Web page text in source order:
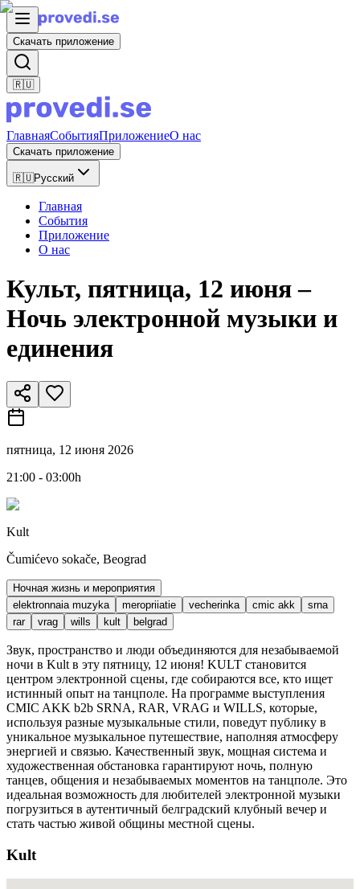
Скачать приложение
🇷🇺
ГлавнаяСобытияПриложениеО нас
Скачать приложение
🇷🇺Русский
Главная
События
Приложение
О нас
Культ, пятница, 12 июня –
Ночь электронной музыки и
единения
пятница, 12 июня 2026
21:00 - 03:00h
Kult
Čumićevo sokače, Beograd
Ночная жизнь и мероприятия
elektronnaia muzyka
meropriiatie vecherinka cmic akk
srna
rar
vrag wills kult belgrad
Звук, пространство и люди объединяются для незабываемой
ночи в Kult в эту пятницу, 12 июня! KULT становится
центром электронной сцены, где собираются все, кто ищет
истинный опыт на танцполе. На программе выступления
CMIC AKK b2b SRNA, RAR, VRAG и WILLS, которые,
используя разные музыкальные стили, поведут публику в
уникальное музыкальное путешествие, наполняя атмосферу
энергией и связью. Качественный звук, мощная система и
художественная обстановка гарантируют ночь, полную
танцев, общения и незабываемых моментов на танцполе. Это
идеальная возможность для любителей электронной музыки
погрузиться в аутентичный белградский клубный вечер и
стать частью живой общины местной сцены.
Kult